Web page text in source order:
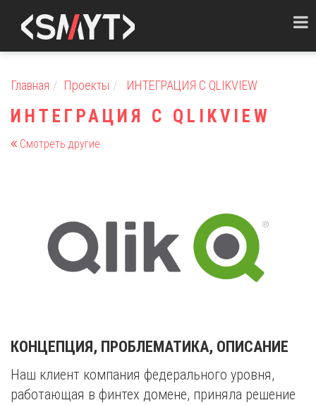
Главная Проекты ИНТЕГРАЦИЯ С QLIKVIEW
ИНТЕГРАЦИЯ С QLIKVIEW
Смотреть другие
КОНЦЕПЦИЯ, ПРОБЛЕМАТИКА, ОПИСАНИЕ
Наш клиент компания федерального уровня,
работающая в финтех домене, приняла решение